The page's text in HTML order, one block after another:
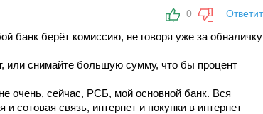
0
банк берёт комиссию, не говоря уже за обналичку
или снимайте большую сумму, что бы процент
очень, сейчас, РСБ, мой основной банк. Вся
сотовая связь, интернет и покупки в интернет